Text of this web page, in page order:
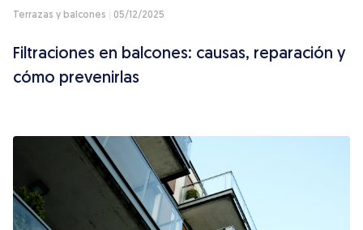
Terrazas y balcones 05/12/2025
Filtraciones en balcones: causas, reparación y
cómo prevenirlas